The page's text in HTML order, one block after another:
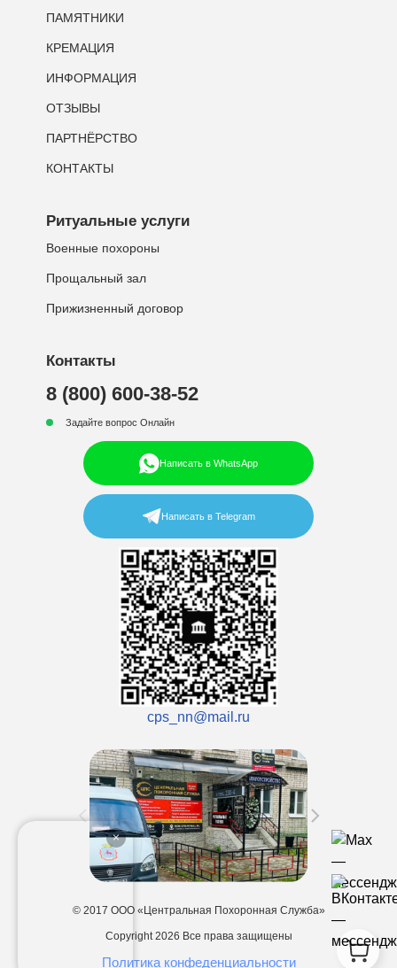
ПАМЯТНИКИ
КРЕМАЦИЯ
ИНФОРМАЦИЯ
ОТЗЫВЫ
ПАРТНЁРСТВО
КОНТАКТЫ
Ритуальные услуги
Военные похороны
Прощальный зал
Прижизненный договор
Контакты
8 (800) 600-38-52
Задайте вопрос Онлайн
Написать в WhatsApp
Написать в Telegram
cps_nn@mail.ru
© 2017 ООО «Центральная Похоронная Служба»
Copyright 2026 Все права защищены
Политика конфеденциальности